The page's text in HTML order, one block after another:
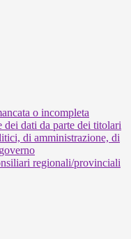
o incompleta
dei dati da parte dei titolari
di amministrazione, di
regionali/provinciali